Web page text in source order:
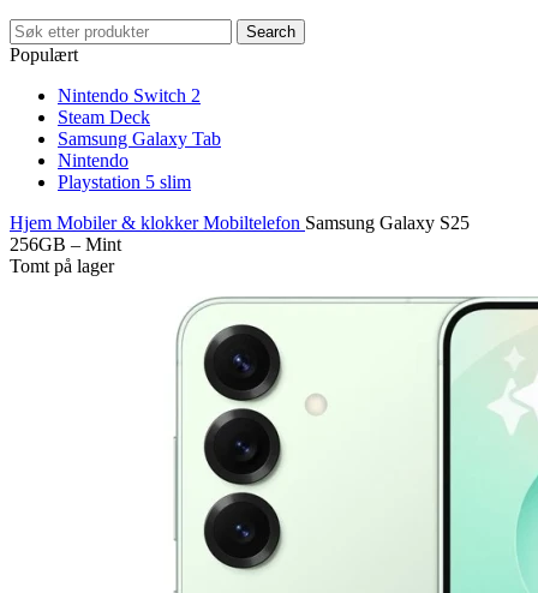
Search
Populært
Nintendo Switch 2
Steam Deck
Samsung Galaxy Tab
Nintendo
Playstation 5 slim
Hjem Mobiler & klokkerMobiltelefon Samsung Galaxy S25
256GB – Mint
Tomt på lager